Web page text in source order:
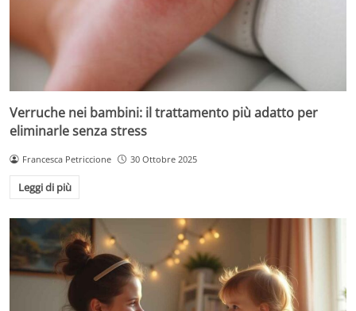
Verruche nei bambini: il trattamento più adatto per
eliminarle senza stress
Francesca Petriccione 30 Ottobre 2025
Leggi di più